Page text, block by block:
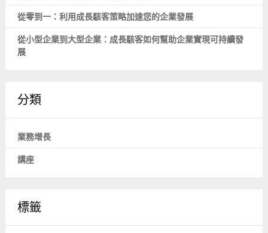
從零到一：利用成長駭客策略加速您的企業發展
從小型企業到大型企業：成長駭客如何幫助企業實現可持續發
展
分類
業務增長
講座
標籤